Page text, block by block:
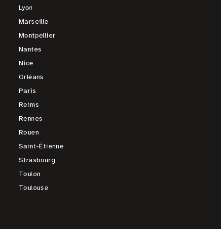
Lyon
Marseille
Montpellier
Nantes
Nice
Orléans
Paris
Reims
Rennes
Rouen
Saint-Étienne
Strasbourg
Toulon
Toulouse